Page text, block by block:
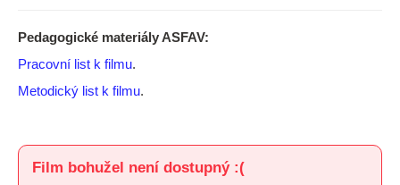
Pedagogické materiály ASFAV:
Pracovní list k filmu.
Metodický list k filmu.
Film bohužel není dostupný :(